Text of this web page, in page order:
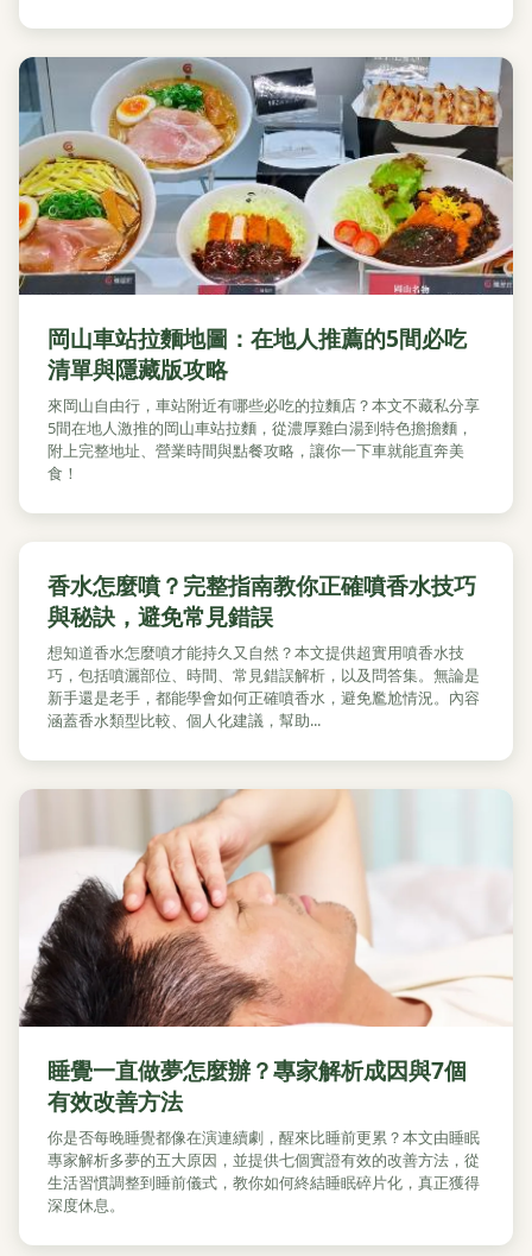
岡山車站拉麵地圖：在地人推薦的5間必吃
清單與隱藏版攻略
來岡山自由行，車站附近有哪些必吃的拉麵店？本文不藏私分享
5間在地人激推的岡山車站拉麵，從濃厚雞白湯到特色擔擔麵，
附上完整地址、營業時間與點餐攻略，讓你一下車就能直奔美
食！
香水怎麼噴？完整指南教你正確噴香水技巧
與秘訣，避免常見錯誤
想知道香水怎麼噴才能持久又自然？本文提供超實用噴香水技
巧，包括噴灑部位、時間、常見錯誤解析，以及問答集。無論是
新手還是老手，都能學會如何正確噴香水，避免尷尬情況。內容
涵蓋香水類型比較、個人化建議，幫助...
睡覺一直做夢怎麼辦？專家解析成因與7個
有效改善方法
你是否每晚睡覺都像在演連續劇，醒來比睡前更累？本文由睡眠
專家解析多夢的五大原因，並提供七個實證有效的改善方法，從
生活習慣調整到睡前儀式，教你如何終結睡眠碎片化，真正獲得
深度休息。